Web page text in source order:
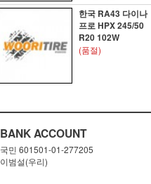
한국 RA43 다이나
프로 HPX 245/50
R20 102W
(품절)
BANK ACCOUNT
국민 601501-01-277205
이범설(우리)